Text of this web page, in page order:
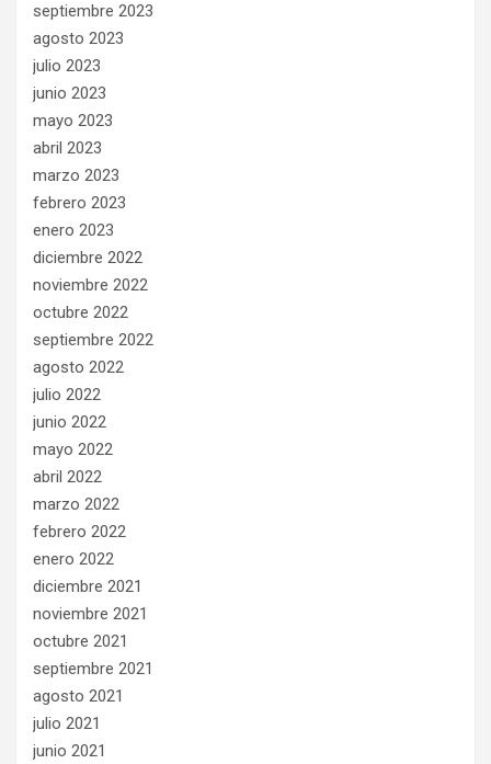
septiembre 2023
agosto 2023
julio 2023
junio 2023
mayo 2023
abril 2023
marzo 2023
febrero 2023
enero 2023
diciembre 2022
noviembre 2022
octubre 2022
septiembre 2022
agosto 2022
julio 2022
junio 2022
mayo 2022
abril 2022
marzo 2022
febrero 2022
enero 2022
diciembre 2021
noviembre 2021
octubre 2021
septiembre 2021
agosto 2021
julio 2021
junio 2021